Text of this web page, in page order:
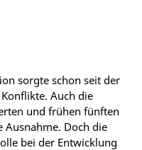
sorgte schon seit der
Auch die
und frühen fünften
Ausnahme. Doch die
bei der Entwicklung